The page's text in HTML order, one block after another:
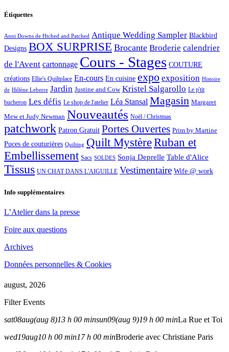
Étiquettes
Anni Downs de Htched and Patched Antique Wedding Sampler Blackbird
Designs BOX SURPRISE Brocante Broderie calendrier
de l'Avent cartonnage Cours - Stages COUTURE
créations Ellie's Quiltplace En-cours En cuisine expo exposition Histoire
de Hélène Leberre Jardin Justine and Cow Kristel Salgarollo Le p'tit
bucheron Les défis Le shop de l'atelier Léa Stansal Magasin Margaret
Mew et Judy Newman Nouveautés Noël / Christmas
patchwork Patron Gratuit Portes Ouvertes Prim by Martine
Puces de couturières Quilting Quilt MystèreRuban et
Embellissement Sacs SOLDES Sonja Deprelle Table d'Alice
Tissus UN CHAT DANS L'AIGUILLE Vestimentaire Wife @ work
Info supplémentaires
L’Atelier dans la presse
Foire aux questions
Archives
Données personnelles & Cookies
august, 2026
Filter Events
sat08aug(aug 8)13 h 00 minsun09(aug 9)19 h 00 minLa Rue et Toi
wed19aug10 h 00 min17 h 00 minBroderie avec Christiane Paris